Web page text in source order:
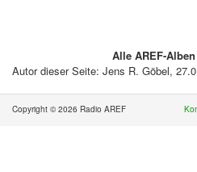
Alle AREF-
Autor dieser Seite: Jens R. Göbel,
Copyright © 2026 Radio AREF